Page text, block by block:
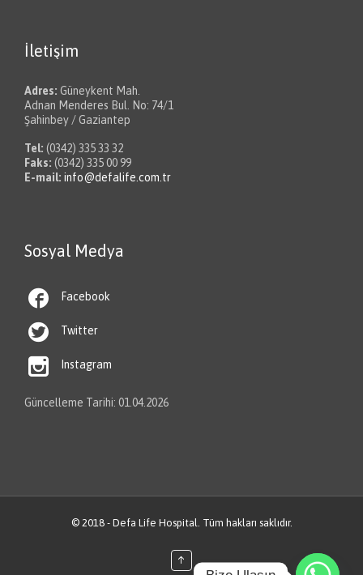
İletişim
Adres: Güneykent Mah.
Adnan Menderes Bul. No: 74/1
Şahinbey / Gaziantep
Tel: (0342) 335 33 32
Faks: (0342) 335 00 99
E-mail: info@defalife.com.tr
Sosyal Medya
 Facebook
 Twitter
 Instagram
Güncelleme Tarihi: 01.04.2026
© 2018 - Defa Life Hospital. Tüm hakları saklıdır.
↑